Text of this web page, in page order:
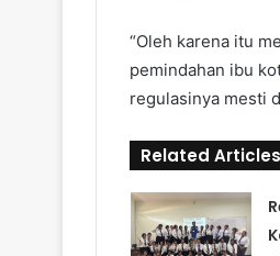
“Oleh karena itu
pemindahan ibu
regulasinya mesti
Related Articles